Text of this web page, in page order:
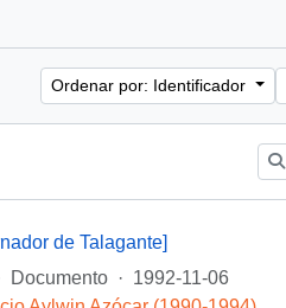
Ordenar por: Identificador
de Talagante]
Documento · 1992-11-06